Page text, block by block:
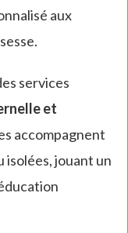
aux
services
et
accompagnent
isolées, jouant un